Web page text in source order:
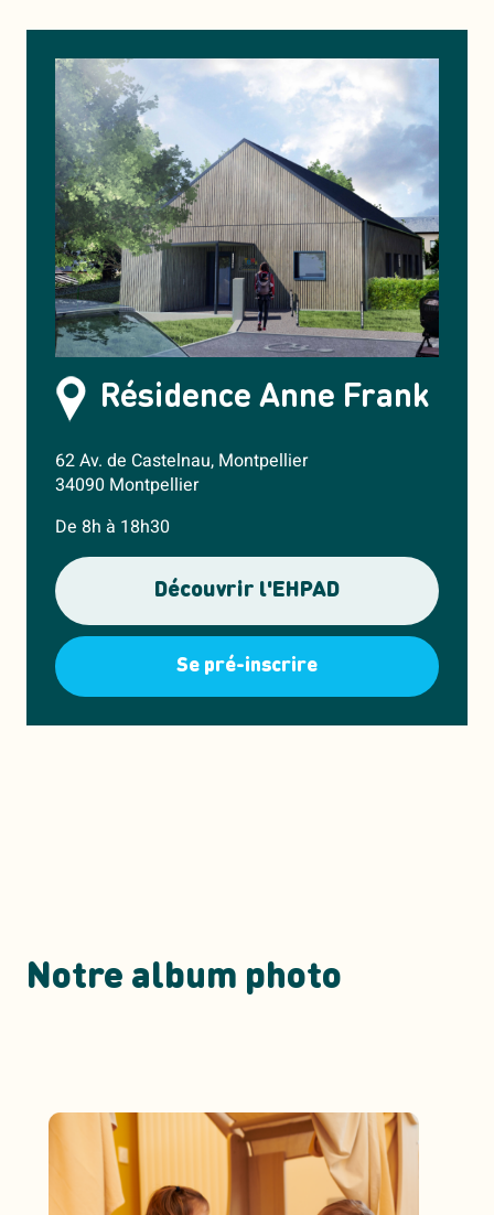
Résidence Anne Frank
62 Av. de Castelnau, Montpellier
34090 Montpellier
De 8h à 18h30
Découvrir l'EHPAD
Se pré-inscrire
Notre album photo